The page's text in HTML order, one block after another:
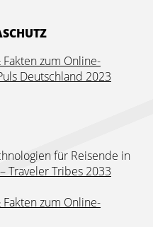
Fakten zum Online-
Deutschland 2023
für Reisende in
Traveler Tribes 2033
Fakten zum Online-